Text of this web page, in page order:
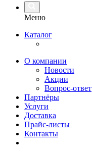
Меню
Каталог
О компании
Новости
Акции
Вопрос-ответ
Партнёры
Услуги
Доставка
Прайс-листы
Контакты